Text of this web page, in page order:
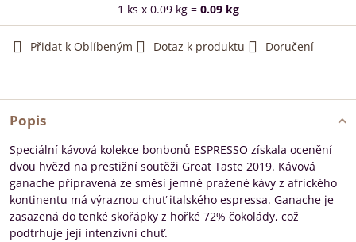
1 ks x 0.09 kg = 0.09kg
Přidat k Oblíbeným Dotaz k produktu Doručení
Popis
Speciální kávová kolekce bonbonů ESPRESSO získala ocenění
dvou hvězd na prestižní soutěži Great Taste 2019. Kávová
ganache připravená ze směsí jemně pražené kávy z afrického
kontinentu má výraznou chuť italského espressa. Ganache je
zasazená do tenké skořápky z hořké 72% čokolády, což
podtrhuje její intenzivní chuť.